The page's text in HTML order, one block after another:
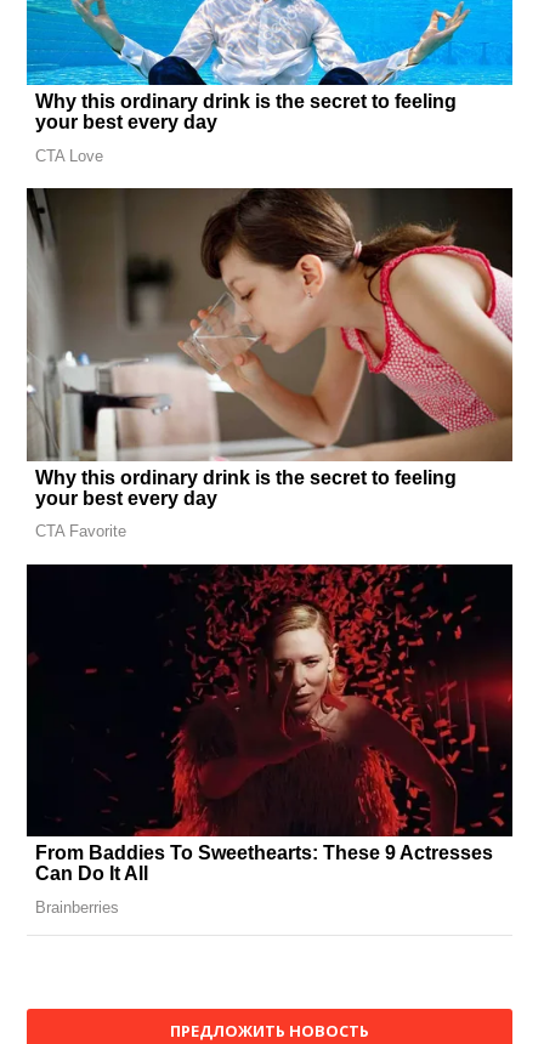
ПРЕДЛОЖИТЬ НОВОСТЬ